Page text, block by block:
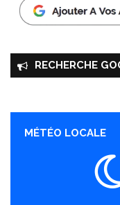
RECHERCHE
MÉTÉO LOCALE